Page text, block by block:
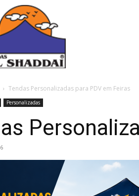
Tendas Personalizadas para PDV em Feiras
Personalizadas